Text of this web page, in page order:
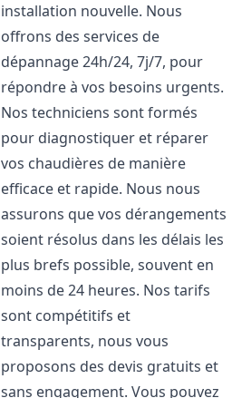
installation nouvelle. Nous
offrons des services de
dépannage 24h/24, 7j/7, pour
répondre à vos besoins urgents.
Nos techniciens sont formés
pour diagnostiquer et réparer
vos chaudières de manière
efficace et rapide. Nous nous
assurons que vos dérangements
soient résolus dans les délais les
plus brefs possible, souvent en
moins de 24 heures. Nos tarifs
sont compétitifs et
transparents, nous vous
proposons des devis gratuits et
sans engagement. Vous pouvez